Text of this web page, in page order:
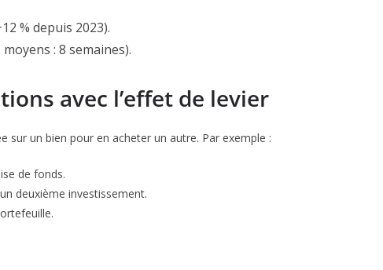
% depuis 2023).
: 8 semaines).
avec l’effet de levier
sur un bien pour en acheter un autre. Par exemple :
de fonds.
deuxième investissement.
.